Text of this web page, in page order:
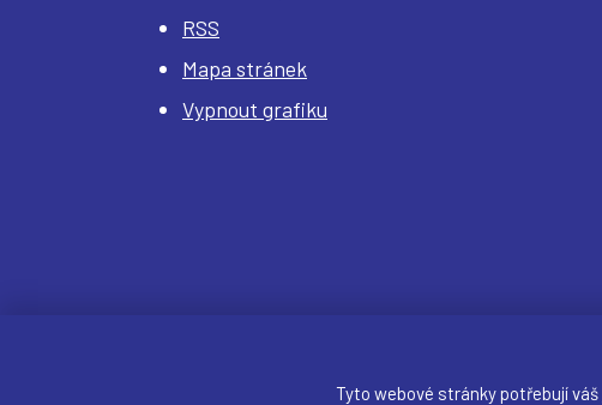
RSS
Mapa stránek
Vypnout grafiku
Tyto webové stránky potřebují váš